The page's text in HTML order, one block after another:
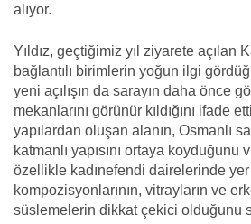
alıyor.
Yıldız, geçtiğimiz yıl ziyarete açılan
bağlantılı birimlerin yoğun ilgi
yeni açılışın da sarayın daha önce
mekanlarını görünür kıldığını ifade
yapılardan oluşan alanın, Osmanlı
katmanlı yapısını ortaya koyduğunu
özellikle kadınefendi dairelerinde
kompozisyonlarının, vitrayların ve
süslemelerin dikkat çekici olduğunu